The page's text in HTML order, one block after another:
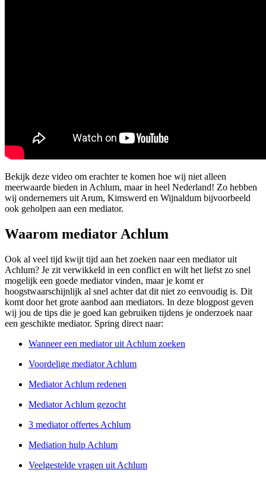
Bekijk deze video om erachter te komen hoe wij niet alleen
meerwaarde bieden in Achlum, maar in heel Nederland! Zo hebben
wij ondernemers uit Arum, Kimswerd en Wijnaldum bijvoorbeeld
ook geholpen aan een mediator.
Waarom mediator Achlum
Ook al veel tijd kwijt tijd aan het zoeken naar een mediator uit
Achlum? Je zit verwikkeld in een conflict en wilt het liefst zo snel
mogelijk een goede mediator vinden, maar je komt er
hoogstwaarschijnlijk al snel achter dat dit niet zo eenvoudig is. Dit
komt door het grote aanbod aan mediators. In deze blogpost geven
wij jou de tips die je goed kan gebruiken tijdens je onderzoek naar
een geschikte mediator. Spring direct naar:
Wanneer een mediator uit Achlum zoeken
Voordelige mediator Achlum
Mediator Achlum redenen
Mediator Achlum gezocht
3 mediator offertes Achlum
Mediation hulp Achlum
Veelgestelde vragen uit Achlum